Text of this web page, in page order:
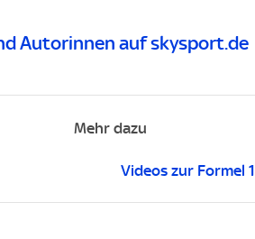
Autorinnen auf skysport.de
Mehr dazu
Videos zur Formel 1